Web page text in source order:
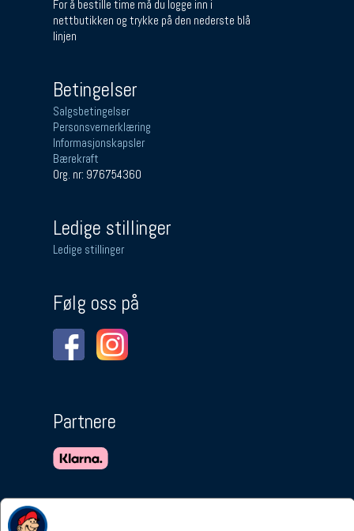
For å bestille time må du logge inn i
nettbutikken og trykke på den nederste blå
linjen
Betingelser
Salgsbetingelser
Personsvernerklæring
Informasjonskapsler
Bærekraft
Org. nr: 976754360
Ledige stillinger
Ledige stillinger
Følg oss på
Partnere